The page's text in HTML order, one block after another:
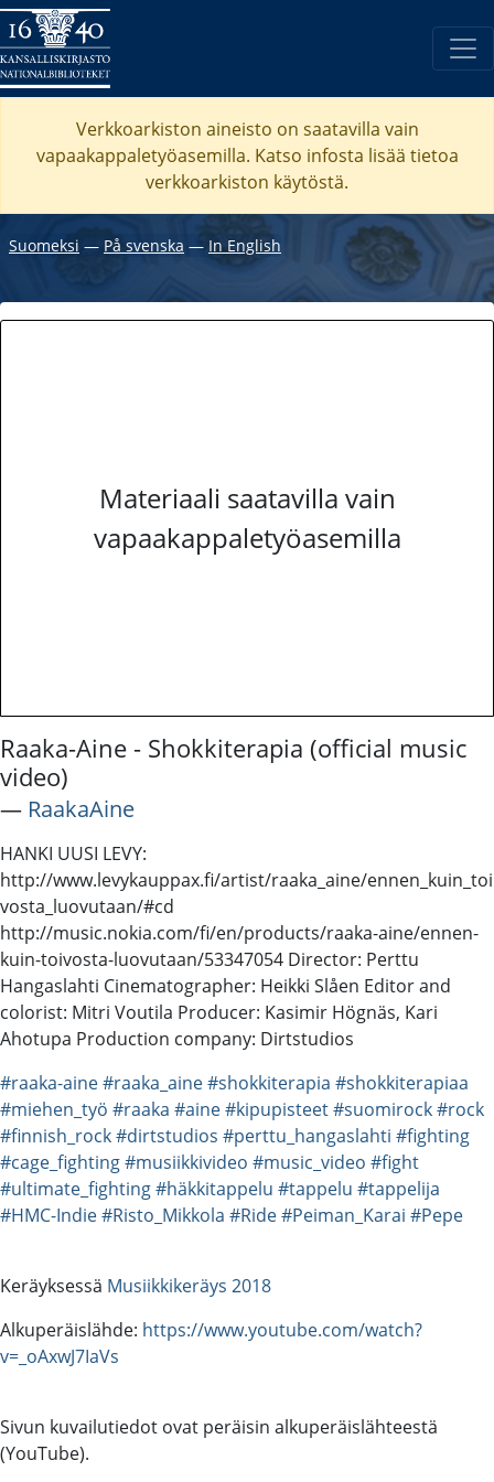
Verkkoarkiston aineisto on saatavilla vain
vapaakappaletyöasemilla. Katso infosta lisää tietoa
verkkoarkiston käytöstä.
Suomeksi ― På svenska ― In English
Materiaali saatavilla vain
vapaakappaletyöasemilla
Raaka-Aine - Shokkiterapia (official music
video)
― RaakaAine
HANKI UUSI LEVY:
http://www.levykauppax.fi/artist/raaka_aine/ennen_kuin_toi
vosta_luovutaan/#cd
http://music.nokia.com/fi/en/products/raaka-aine/ennen-
kuin-toivosta-luovutaan/53347054 Director: Perttu
Hangaslahti Cinematographer: Heikki Slåen Editor and
colorist: Mitri Voutila Producer: Kasimir Högnäs, Kari
Ahotupa Production company: Dirtstudios
#raaka-aine#raaka_aine#shokkiterapia #shokkiterapiaa
#miehen_työ #raaka #aine#kipupisteet#suomirock#rock
#finnish_rock#dirtstudios #perttu_hangaslahti #fighting
#cage_fighting#musiikkivideo #music_video #fight
#ultimate_fighting#häkkitappelu #tappelu #tappelija
#HMC-Indie#Risto_Mikkola #Ride#Peiman_Karai #Pepe
Keräyksessä Musiikkikeräys 2018
Alkuperäislähde: https://www.youtube.com/watch?
v=_oAxwJ7IaVs
Sivun kuvailutiedot ovat peräisin alkuperäislähteestä
(YouTube).